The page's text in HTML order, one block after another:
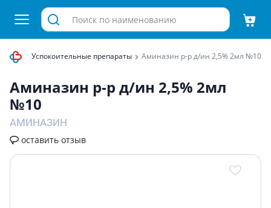
Успокоительные препараты Аминазин р-р д/ин 2,5% 2мл №10
Аминазин р-р д/ин 2,5% 2мл
№10
АМИНАЗИН
оставить отзыв